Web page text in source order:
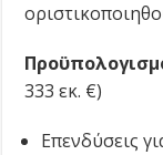
333 εκ. €)
Επενδύσεις